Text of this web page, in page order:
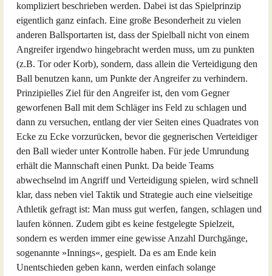
kompliziert beschrieben werden. Dabei ist das Spielprinzip
eigentlich ganz einfach. Eine große Besonderheit zu vielen
anderen Ballsportarten ist, dass der Spielball nicht von einem
Angreifer irgendwo hingebracht werden muss, um zu punkten
(z.B. Tor oder Korb), sondern, dass allein die Verteidigung den
Ball benutzen kann, um Punkte der Angreifer zu verhindern.
Prinzipielles Ziel für den Angreifer ist, den vom Gegner
geworfenen Ball mit dem Schläger ins Feld zu schlagen und
dann zu versuchen, entlang der vier Seiten eines Quadrates von
Ecke zu Ecke vorzurücken, bevor die gegnerischen Verteidiger
den Ball wieder unter Kontrolle haben. Für jede Umrundung
erhält die Mannschaft einen Punkt. Da beide Teams
abwechselnd im Angriff und Verteidigung spielen, wird schnell
klar, dass neben viel Taktik und Strategie auch eine vielseitige
Athletik gefragt ist: Man muss gut werfen, fangen, schlagen und
laufen können. Zudem gibt es keine festgelegte Spielzeit,
sondern es werden immer eine gewisse Anzahl Durchgänge,
sogenannte »Innings«, gespielt. Da es am Ende kein
Unentschieden geben kann, werden einfach solange